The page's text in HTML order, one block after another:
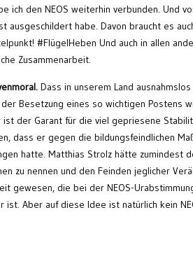
ich den NEOS weiterhin verbunden. Und
ausgeschildert habe. Davon braucht es
#FlügelHeben Und auch in allen
Zusammenarbeit.
Dass in unserem Land
Besetzung eines so wichtigen Postens
der Garant für die viel gepriesene
dass er gegen die bildungsfeindlichen
hatte. Matthias Strolz hätte zumindest
zu nennen und den Feinden jeglicher
gewesen, die bei der NEOS-
ist. Aber auf diese Idee ist natürlich kein